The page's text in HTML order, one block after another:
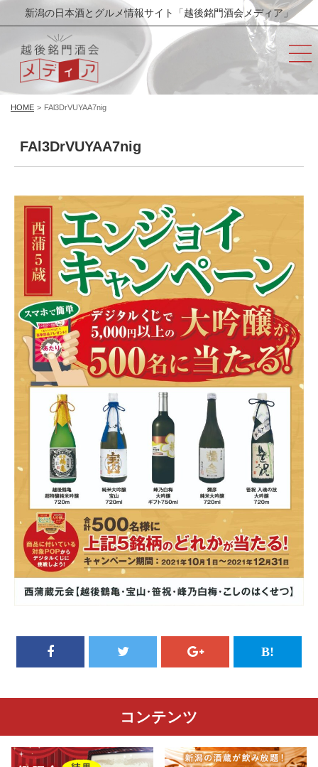
新潟の日本酒とグルメ情報サイト「越後銘門酒会メディア」
HOME > FAl3DrVUYAA7nig
FAl3DrVUYAA7nig
コンテンツ